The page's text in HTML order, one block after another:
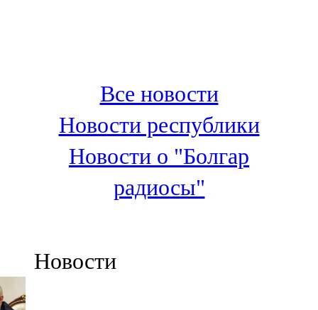
100,3 FM
Зәй
106,6 FM
Кадыбаш
105,2 FM
91,5 FM
Все новости
Новости республики
Новости о "Болгар
радиосы"
Новости